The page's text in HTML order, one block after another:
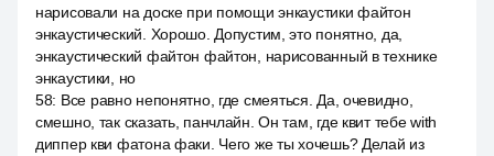
нарисовали на доске при помощи энкаустики файтон
энкаустический. Хорошо. Допустим, это понятно, да,
энкаустический файтон файтон, нарисованный в технике
энкаустики, но
58: Все равно непонятно, где смеяться. Да, очевидно,
смешно, так сказать, панчлайн. Он там, где квит тебе with
диппер кви фатона факи. Чего же ты хочешь? Делай из